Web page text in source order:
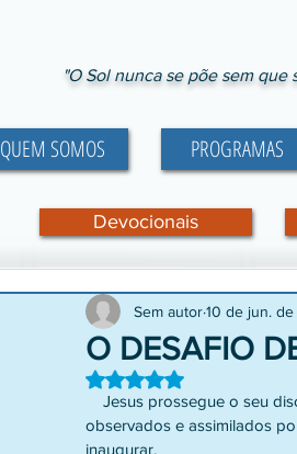
"O Sol nunca se põe sem
QUEM SOMOS PROGRAMAS
Devocionais
O DESAFIO
Sem autor10 de jun. de
Avaliado com NaN de 5
observados e assimilados
inaugurar.